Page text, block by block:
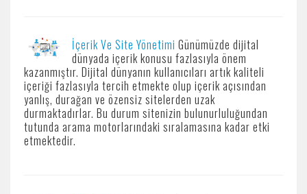
İçerik Ve Site Yönetimi Günümüzde dijital
dünyada içerik konusu fazlasıyla önem
kazanmıştır. Dijital dünyanın kullanıcıları artık kaliteli
içeriği fazlasıyla tercih etmekte olup içerik açısından
yanlış, durağan ve özensiz sitelerden uzak
durmaktadırlar. Bu durum sitenizin bulunurluluğundan
tutunda arama motorlarındaki sıralamasına kadar etki
etmektedir.